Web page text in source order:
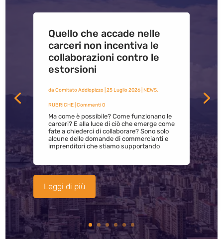
Quello che accade nelle
carceri non incentiva le
collaborazioni contro le
estorsioni
da Comitato Addiopizzo| 25 Luglio 2026| NEWS,
RUBRICHE| Commenti 0
Ma come è possibile? Come funzionano le
carceri? E alla luce di ciò che emerge come
fate a chiederci di collaborare? Sono solo
alcune delle domande di commercianti e
imprenditori che stiamo supportando
Leggi di più